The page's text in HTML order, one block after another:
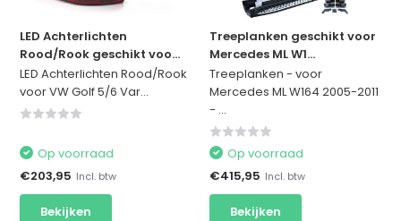
LED Achterlichten
Rood/Rook geschikt voo...
LED Achterlichten Rood/Rook
voor VW Golf 5/6 Var...
Op voorraad
€203,95 Incl. btw
Bekijken
Treeplanken geschikt voor
Mercedes ML W1...
Treeplanken - voor
Mercedes ML W164 2005-2011
- ...
Op voorraad
€415,95 Incl. btw
Bekijken